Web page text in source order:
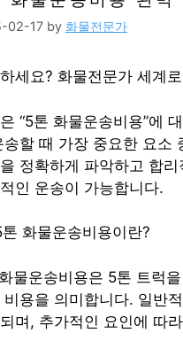
02-17 by 화물전문가
세요? 화물전문가 세계
“5톤 화물운송비용”에
송할 때 가장 중요한 요소
정확하게 파악하고 합
인 운송이 가능합니다.
화물운송비용이란?
물운송비용은 5톤 트럭
비용을 의미합니다. 일반
며, 추가적인 요인에 따